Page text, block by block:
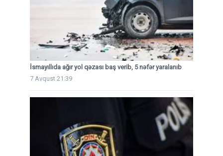
İsmayıllıda ağır yol qəzası baş verib, 5 nəfər yaralanıb
7 Avqust 21:39